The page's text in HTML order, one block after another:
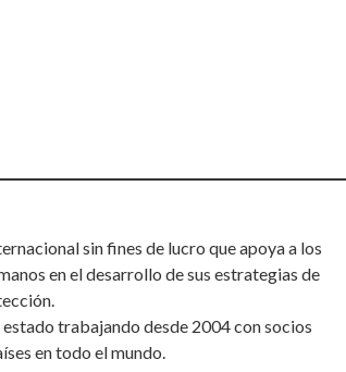
sin fines de lucro que apoya a los
en el desarrollo de sus estrategias de
trabajando desde 2004 con socios
en todo el mundo.